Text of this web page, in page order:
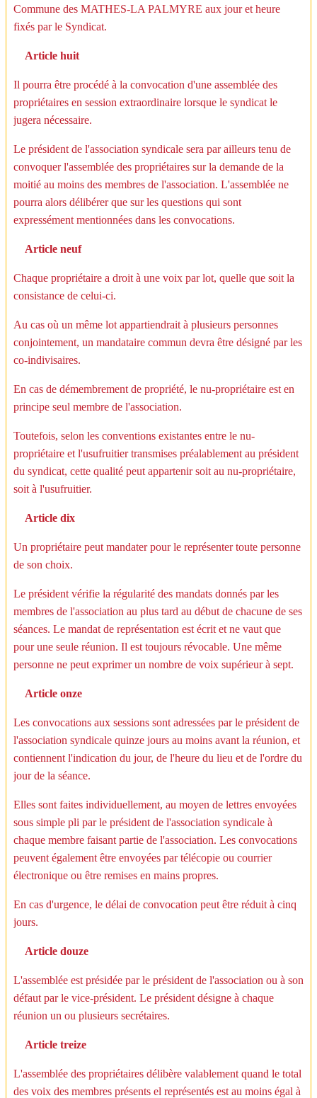
Commune des MATHES-LA PALMYRE aux jour et heure
fixés par le Syndicat.
Article huit
Il pourra être procédé à la convocation d'une assemblée des
propriétaires en session extraordinaire lorsque le syndicat le
jugera nécessaire.
Le président de l'association syndicale sera par ailleurs tenu de
convoquer l'assemblée des propriétaires sur la demande de la
moitié au moins des membres de l'association. L'assemblée ne
pourra alors délibérer que sur les questions qui sont
expressément mentionnées dans les convocations.
Article neuf
Chaque propriétaire a droit à une voix par lot, quelle que soit la
consistance de celui-ci.
Au cas où un même lot appartiendrait à plusieurs personnes
conjointement, un mandataire commun devra être désigné par les
co-indivisaires.
En cas de démembrement de propriété, le nu-propriétaire est en
principe seul membre de l'association.
Toutefois, selon les conventions existantes entre le nu-
propriétaire et l'usufruitier transmises préalablement au président
du syndicat, cette qualité peut appartenir soit au nu-propriétaire,
soit à l'usufruitier.
Article dix
Un propriétaire peut mandater pour le représenter toute personne
de son choix.
Le président vérifie la régularité des mandats donnés par les
membres de l'association au plus tard au début de chacune de ses
séances. Le mandat de représentation est écrit et ne vaut que
pour une seule réunion. Il est toujours révocable. Une même
personne ne peut exprimer un nombre de voix supérieur à sept.
Article onze
Les convocations aux sessions sont adressées par le président de
l'association syndicale quinze jours au moins avant la réunion, et
contiennent l'indication du jour, de l'heure du lieu et de l'ordre du
jour de la séance.
Elles sont faites individuellement, au moyen de lettres envoyées
sous simple pli par le président de l'association syndicale à
chaque membre faisant partie de l'association. Les convocations
peuvent également être envoyées par télécopie ou courrier
électronique ou être remises en mains propres.
En cas d'urgence, le délai de convocation peut être réduit à cinq
jours.
Article douze
L'assemblée est présidée par le président de l'association ou à son
défaut par le vice-président. Le président désigne à chaque
réunion un ou plusieurs secrétaires.
Article treize
L'assemblée des propriétaires délibère valablement quand le total
des voix des membres présents el représentés est au moins égal à